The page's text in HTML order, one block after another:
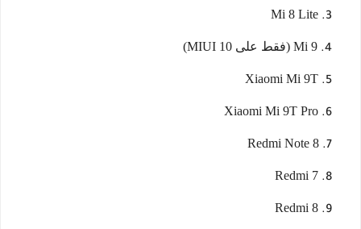
Mi 8 Lite
Mi 9 (فقط على MIUI 10)
Xiaomi Mi 9T
Xiaomi Mi 9T Pro
Redmi Note 8
Redmi 7
Redmi 8